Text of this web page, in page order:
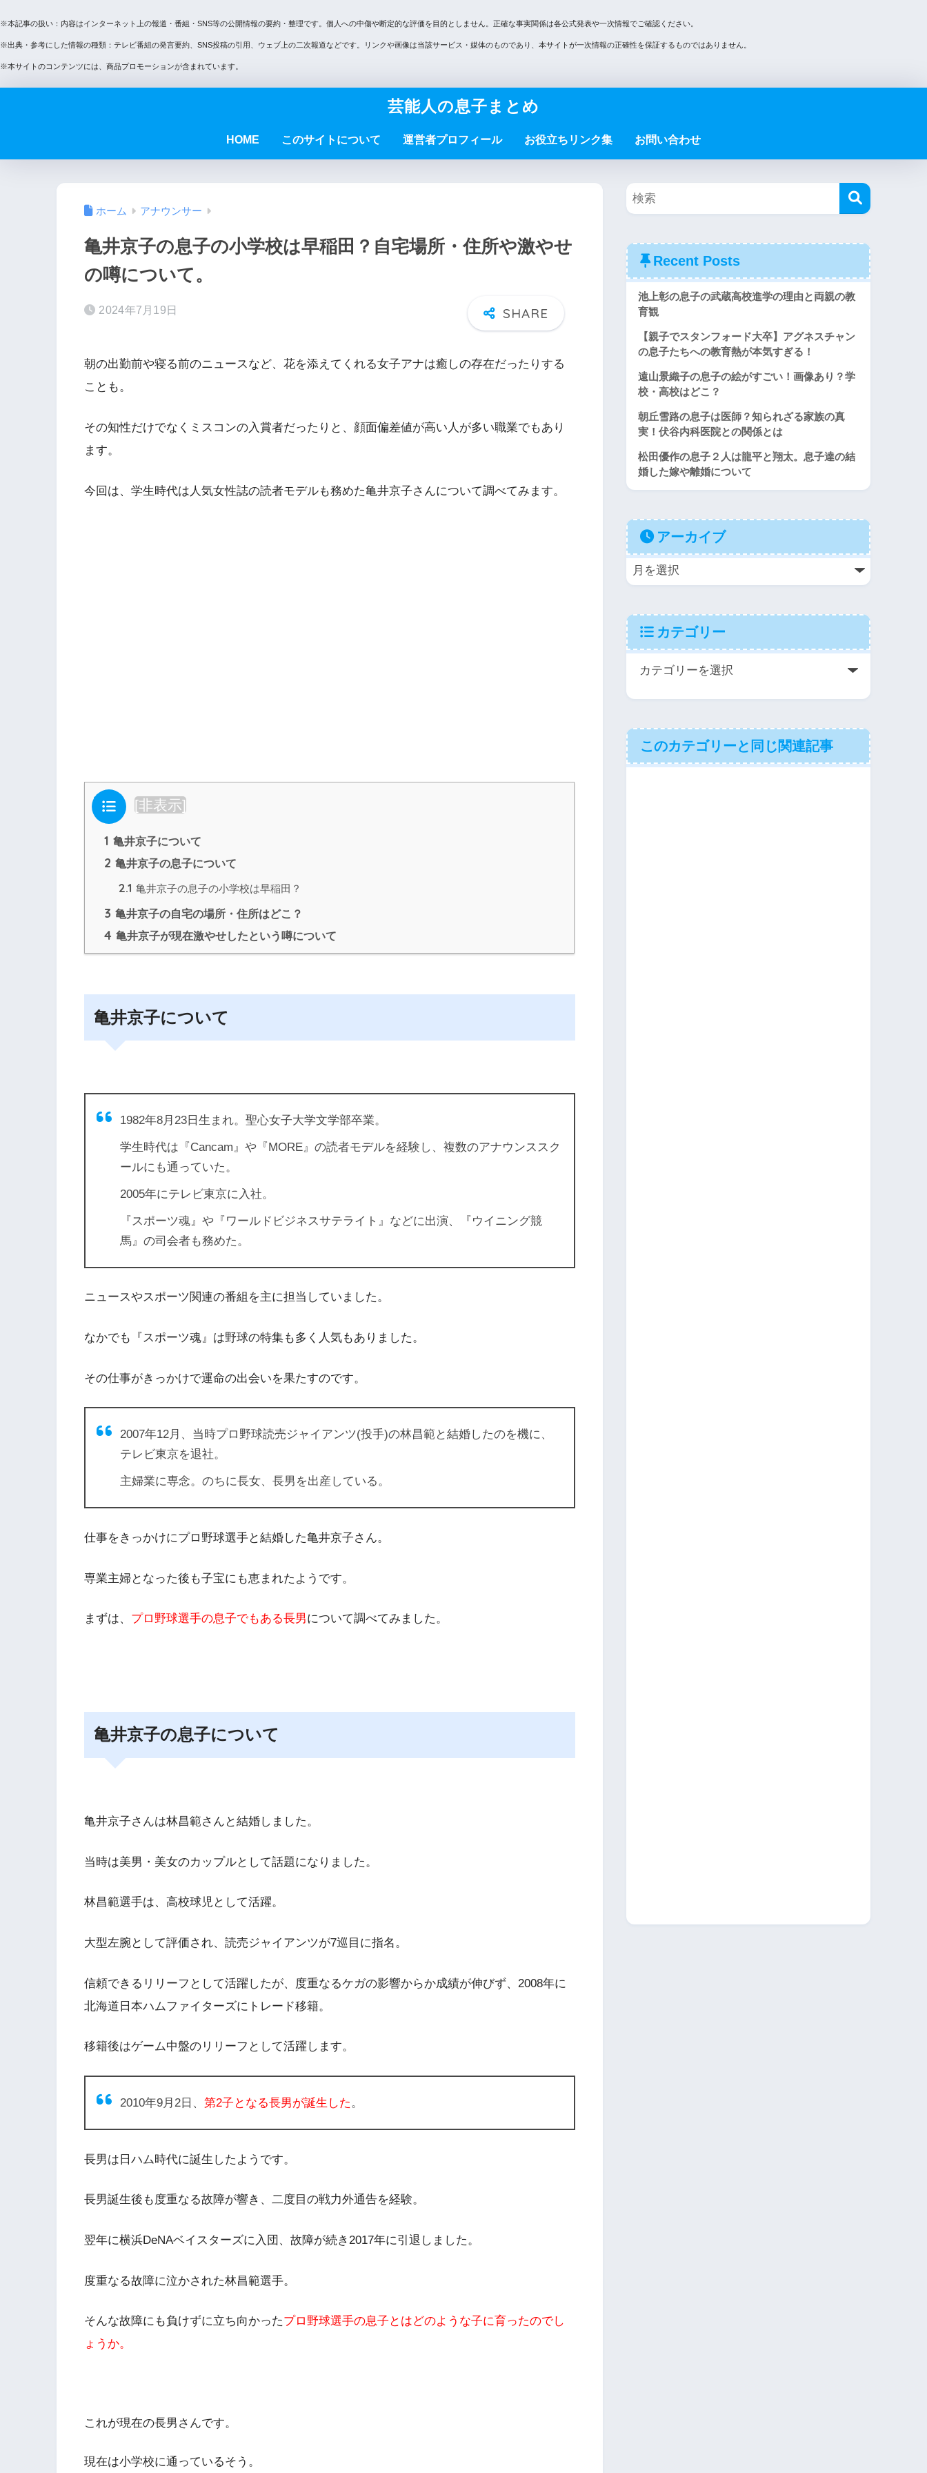
※本記事の扱い：内容はインターネット上の報道・番組・SNS等の公開情報の要約・整理です。個人への中傷や断定的な評価を目的としません。正確な事実関係は各公式発表や一次情報でご確認ください。
※出典・参考にした情報の種類：テレビ番組の発言要約、SNS投稿の引用、ウェブ上の二次報道などです。リンクや画像は当該サービス・媒体のものであり、本サイトが一次情報の正確性を保証するものではありません。
※本サイトのコンテンツには、商品プロモーションが含まれています。
芸能人の息子まとめ
HOME このサイトについて 運営者プロフィール お役立ちリンク集 お問い合わせ
ホーム アナウンサー
亀井京子の息子の小学校は早稲田？自宅場所・住所や激やせ
の噂について。
2024年7月19日
朝の出勤前や寝る前のニュースなど、花を添えてくれる女子アナは癒しの存在だったりする
ことも。
その知性だけでなくミスコンの入賞者だったりと、顔面偏差値が高い人が多い職業でもあり
ます。
今回は、学生時代は人気女性誌の読者モデルも務めた亀井京子さんについて調べてみます。
目次 [非表示]
1 亀井京子について
2 亀井京子の息子について
2.1 亀井京子の息子の小学校は早稲田？
3 亀井京子の自宅の場所・住所はどこ？
4 亀井京子が現在激やせしたという噂について
亀井京子について
1982年8月23日生まれ。聖心女子大学文学部卒業。
学生時代は『Cancam』や『MORE』の読者モデルを経験し、複数のアナウンススク
ールにも通っていた。
2005年にテレビ東京に入社。
『スポーツ魂』や『ワールドビジネスサテライト』などに出演、『ウイニング競
馬』 の司会者も務めた。
ニュースやスポーツ関連の番組を主に担当していました。
なかでも『スポーツ魂』は野球の特集も多く人気もありました。
その仕事がきっかけで運命の出会いを果たすのです。
2007年12月、当時プロ野球読売ジャイアンツ(投手)の林昌範 と結婚したのを機に、
テレビ東京を退社。
主婦業に専念。のちに長女、長男を出産している。
仕事をきっかけにプロ野球選手と結婚した亀井京子さん。
専業主婦となった後も子宝にも恵まれたようです。
まずは、 プロ野球選手の息子でもある長男について調べてみました。
亀井京子の息子について
亀井京子さんは林昌範さんと結婚しました。
当時は美男・美女のカップルとして話題になりました。
林昌範選手は、高校球児として活躍。
大型左腕として評価され、読売ジャイアンツが7巡目に指名。
信頼できるリリーフとして活躍したが、度重なるケガの影響からか成績が伸びず、2008年に
北海道日本ハムファイターズにトレード移籍。
移籍後はゲーム中盤のリリーフとして活躍します。
2010年9月2日、 第2子となる長男が誕生した。
長男は日ハム時代に誕生したようです。
長男誕生後も度重なる故障が響き、二度目の戦力外通告を経験。
翌年に横浜DeNAベイスターズに入団、故障が続き2017年に引退しました。
度重なる故障に泣かされた林昌範選手。
そんな故障にも負けずに立ち向かったプロ野球選手の息子とはどのような子に育ったのでし
ょうか。
これが現在の長男さんです。
現在は小学校に通っているそう。
Recent Posts
池上彰の息子の武蔵高校進学の理由と両親の教
育観
【親子でスタンフォード大卒】アグネスチャン
の息子たちへの教育熱が本気すぎる！
遠山景織子の息子の絵がすごい！画像あり？学
校・高校はどこ？
朝丘雪路の息子は医師？知られざる家族の真
実！伏谷内科医院との関係とは
松田優作の息子２人は龍平と翔太。息子達の結
婚した嫁や離婚について
アーカイブ
カテゴリー
このカテゴリーと同じ関連記事